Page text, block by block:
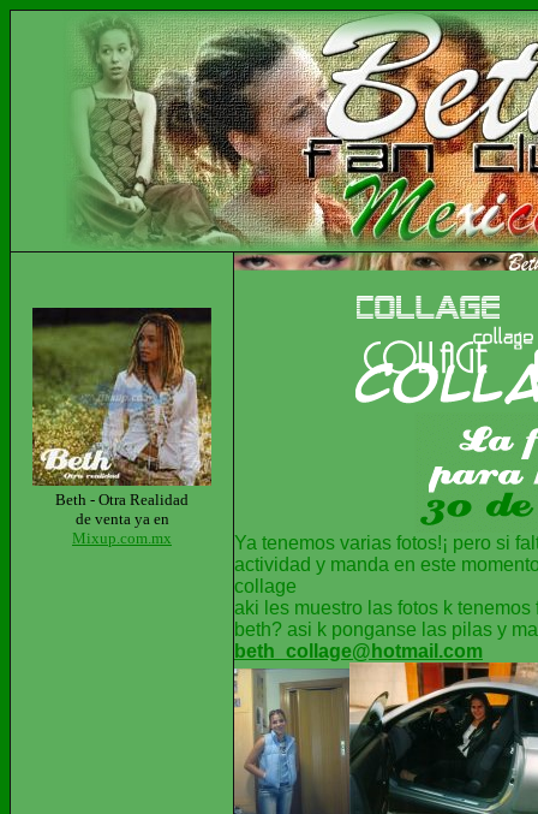
Beth - Otra Realidad
de venta ya en
Mixup.com.mx
Ya tenemos varias fotos!¡ pero si
actividad y manda en este
collage
aki les muestro las fotos k
beth? asi k ponganse las pilas y
beth_collage@hotmail.com